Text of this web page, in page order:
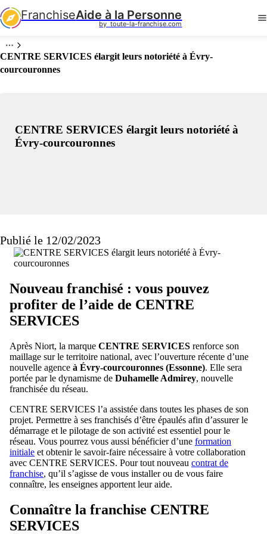
FranchiseAide à la Personne
by  toute-la-franchise.com
CENTRE SERVICES élargit leurs notoriété à Évry-
courcouronnes
CENTRE SERVICES élargit leurs notoriété à
Évry-courcouronnes
Publié le 12/02/2023
Nouveau franchisé : vous pouvez
profiter de l’aide de CENTRE
SERVICES
Après Niort, la marque CENTRE SERVICES renforce son
maillage sur le territoire national, avec l’ouverture récente d’une
nouvelle agence à Évry-courcouronnes (Essonne). Elle sera
portée par le dynamisme de Duhamelle Admirey, nouvelle
franchisée du réseau.
CENTRE SERVICES l’a assistée dans toutes les phases de son
projet. Permettre à ses franchisés d’être épaulés afin d’assurer le
démarrage et le pilotage de son activité est essentiel pour le
réseau. Vous pourrez vous aussi bénéficier d’une formation
initiale et obtenir le savoir-faire nécessaire à votre collaboration
avec CENTRE SERVICES. Pour tout nouveau contrat de
franchise, qu’il s’agisse de vous installer ou de vous faire
connaître, les enseignes apportent leur aide.
Connaître la franchise CENTRE
SERVICES